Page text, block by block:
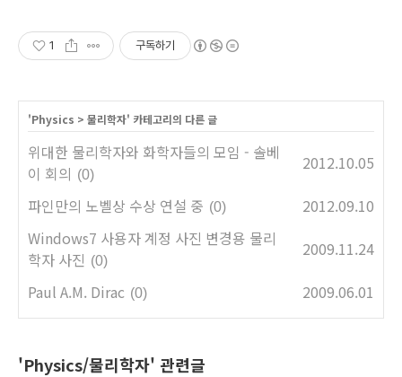
1 구독하기
'Physics > 물리학자' 카테고리의 다른 글
위대한 물리학자와 화학자들의 모임 - 솔베
이 회의 (0)
2012.10.05
파인만의 노벨상 수상 연설 중 (0)
2012.09.10
Windows7 사용자 계정 사진 변경용 물리
학자 사진 (0)
2009.11.24
Paul A.M. Dirac (0) 2009.06.01
'Physics/물리학자' 관련글